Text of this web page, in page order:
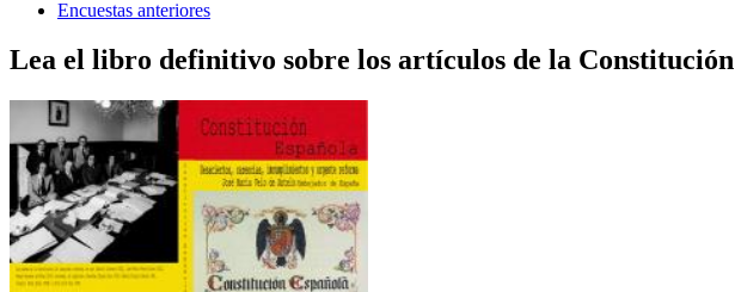
Encuestas anteriores
Lea el libro definitivo sobre los artículos de la Constitución